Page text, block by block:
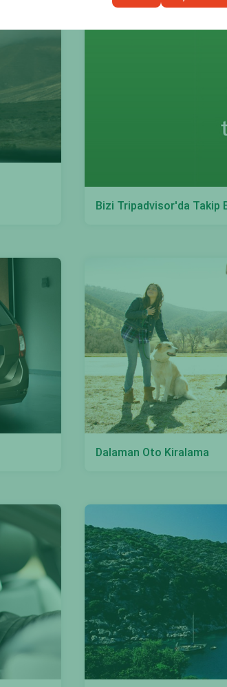
Bizi Tripadvisor'da Takip
Dalaman Oto Kiralama